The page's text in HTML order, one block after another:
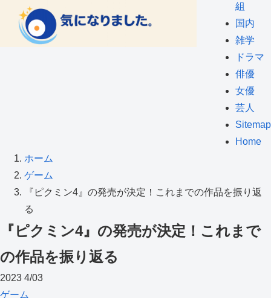
組
国内
雑学
ドラマ
俳優
女優
芸人
Sitemap
Home
ホーム
ゲーム
『ピクミン4』の発売が決定！これまでの作品を振り返
る
『ピクミン4』の発売が決定！これまで
の作品を振り返る
2023 4/03
ゲーム